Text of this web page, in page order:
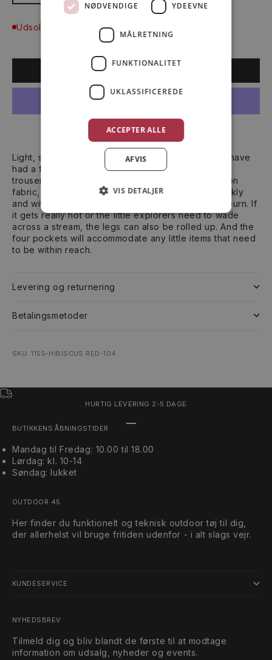
Udsolgt
Flere betalingsmuligheder
Light, soft and supple: The SUNFLOWER 2 PANTS have
had a full makeover this summer. These ¾ length
trousers are made from light, supple SUPPLEX nylon
fabric, which is ideal for summer wear. It dries quickly
and with a UPF of 40+ it also protects against sunburn. If
it gets really hot or the little explorers need to wade
across a stream, the legs can also be rolled up. And the
four pockets will accommodate any little items that need
to be within reach.
Levering og returnering
Betalingsmetoder
SKU: 1155-HIBISCUS RED-104
HURTIG LEVERING 2-5 DAGE
BUTIKKENS ÅBNINGSTIDER
Mandag til Fredag: 10.00 til 18.00
Lørdag: kl. 10-14
Søndag: lukket
OUTDOOR 45
Her finder du funktionelt og teknisk outdoor tøj til dig,
der allerhelst vil bruge fritiden udenfor - i alt slags vejr.
KUNDESERVICE
NYHEDSBREV
Tilmeld dig og bliv blandt de første til at modtage
information om udsalg, nyheder og events.
NØDVENDIGE YDEEVNE
MÅLRETNING
FUNKTIONALITET
UKLASSIFICEREDE
ACCEPTER ALLE
AFVIS
VIS DETALJER